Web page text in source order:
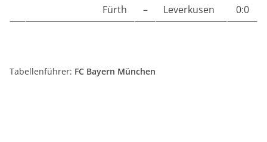
Fürth
– Leverkusen 0:0
Tabellenführer: FC Bayern München